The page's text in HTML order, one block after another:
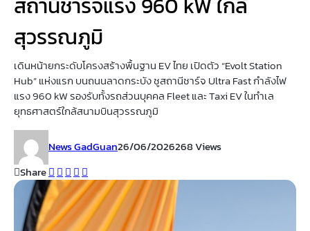
สุวรรณภูมิ
เดินหน้ายกระดับโครงสร้างพื้นฐาน EV ไทย เปิดตัว “Evolt Station
Hub” แห่งแรก บนถนนลาดกระบัง ชูสถานีชาร์จ Ultra Fast กำลังไฟ
แรง 960 kW รองรับทั้งรถส่วนบุคคล Fleet และ Taxi EV ในทำเล
ยุทธศาสตร์ใกล้สนามบินสุวรรณภูมิ
News GadGuan26/06/2026268 Views
Share